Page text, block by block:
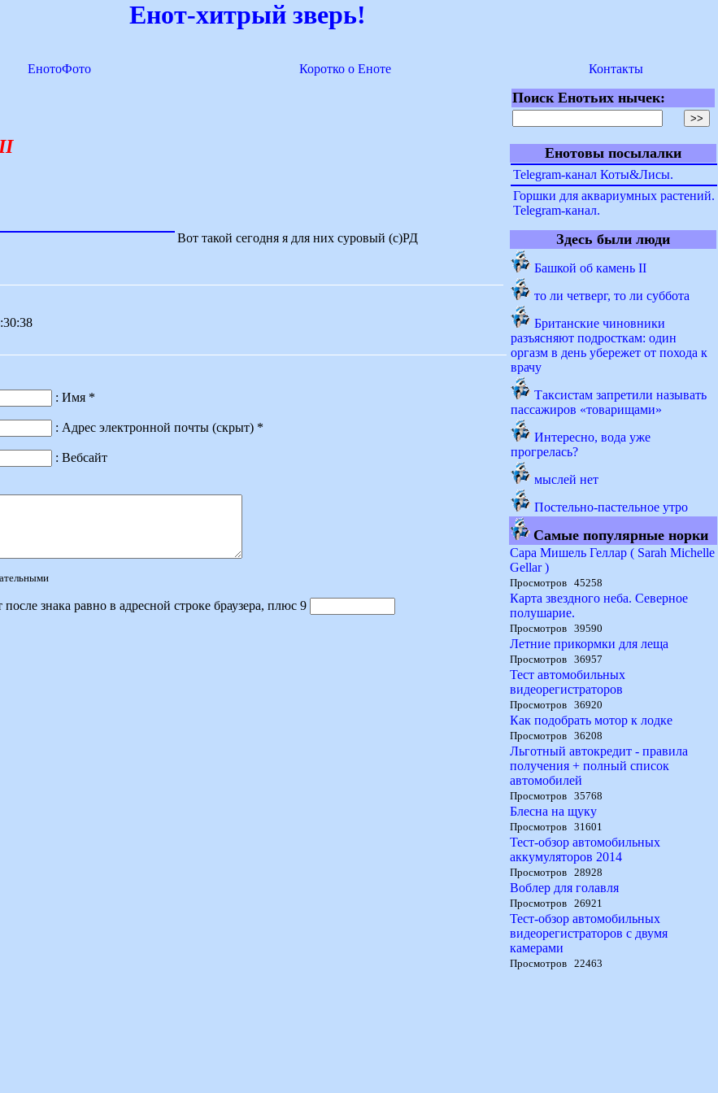
Енот-хитрый зверь!
ЕнотоФото Коротко о Еноте Контакты
Вот такой сегодня я для них суровый (с)РД
: Имя *
: Адрес электронной почты (скрыт) *
: Вебсайт
знака равно в адресной строке браузера, плюс 9
Поиск Енотьих нычек:
Енотовы посылалки
Telegram-канал Коты&Лисы.
Горшки для аквариумных растений.
Telegram-канал.
Здесь были люди
Башкой об камень II
то ли четверг, то ли суббота
Британские чиновники
разъясняют подросткам: один
оргазм в день убережет от похода к
врачу
Таксистам запретили называть
пассажиров «товарищами»
Интересно, вода уже
прогрелась?
мыслей нет
Постельно-пастельное утро
Самые популярные норки
Сара Мишель Геллар ( Sarah Michelle
Gellar )
Просмотров 45258
Карта звездного неба. Северное
полушарие.
Просмотров 39590
Летние прикормки для леща
Просмотров 36957
Тест автомобильных
видеорегистраторов
Просмотров 36920
Как подобрать мотор к лодке
Просмотров 36208
Льготный автокредит - правила
получения + полный список
автомобилей
Просмотров 35768
Блесна на щуку
Просмотров 31601
Тест-обзор автомобильных
аккумуляторов 2014
Просмотров 28928
Воблер для голавля
Просмотров 26921
Тест-обзор автомобильных
видеорегистраторов с двумя
камерами
Просмотров 22463